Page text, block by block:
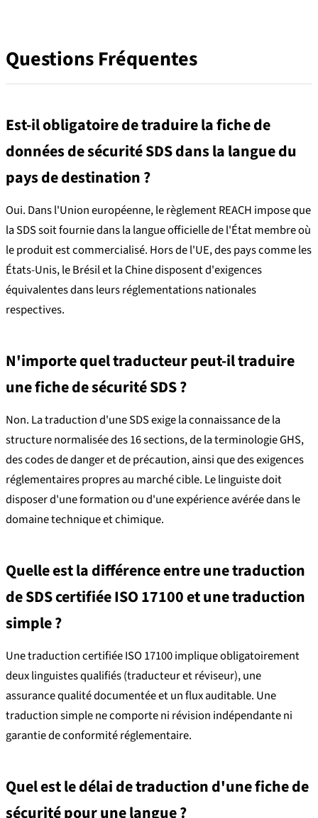
Questions Fréquentes
Est-il obligatoire de traduire la fiche de
données de sécurité SDS dans la langue du
pays de destination ?
Oui. Dans l'Union européenne, le règlement REACH impose que
la SDS soit fournie dans la langue officielle de l'État membre où
le produit est commercialisé. Hors de l'UE, des pays comme les
États-Unis, le Brésil et la Chine disposent d'exigences
équivalentes dans leurs réglementations nationales
respectives.
N'importe quel traducteur peut-il traduire
une fiche de sécurité SDS ?
Non. La traduction d'une SDS exige la connaissance de la
structure normalisée des 16 sections, de la terminologie GHS,
des codes de danger et de précaution, ainsi que des exigences
réglementaires propres au marché cible. Le linguiste doit
disposer d'une formation ou d'une expérience avérée dans le
domaine technique et chimique.
Quelle est la différence entre une traduction
de SDS certifiée ISO 17100 et une traduction
simple ?
Une traduction certifiée ISO 17100 implique obligatoirement
deux linguistes qualifiés (traducteur et réviseur), une
assurance qualité documentée et un flux auditable. Une
traduction simple ne comporte ni révision indépendante ni
garantie de conformité réglementaire.
Quel est le délai de traduction d'une fiche de
sécurité pour une langue ?